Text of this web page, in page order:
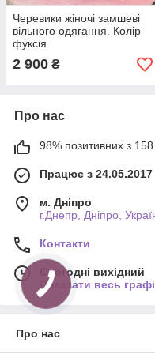
Черевики жіночі замшеві
вільного одягання. Колір
фуксія
2 900 ₴
Про нас
98% позитивних з 158
Працює з 24.05.2017
м. Дніпро
г.Днепр, Дніпро,
Контакти
Сьогодні вихідний
Показати весь
Про нас